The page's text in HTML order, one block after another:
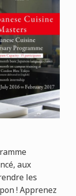
aux
les
! Apprenez